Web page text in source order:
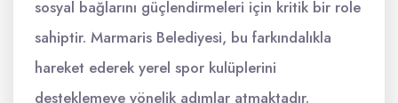
sosyal bağlarını güçlendirmeleri için kritik bir role
sahiptir. Marmaris Belediyesi, bu farkındalıkla
hareket ederek yerel spor kulüplerini
desteklemeye yönelik adımlar atmaktadır.